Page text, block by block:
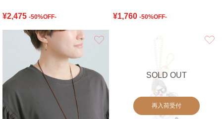
¥2,475 -50%OFF- ¥1,760 -50%OFF-
SOLD OUT
再入荷受付